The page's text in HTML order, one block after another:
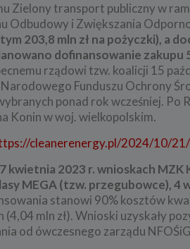
Zielony transport publiczny w
Odbudowy i Zwiększania
203,8 mln zł na pożyczki), a
dofinansowanie
rządowi tzw. koalicji 15
Funduszu Ochrony
ponad rok wcześniej. Po
Konin w woj. wielkopolskim.
cleanerenergy.pl/2024/10/
kwietnia 2023 r. wnioskach
MEGA (tzw. przegubowce),
stanowi 90% kosztów
(4,04 mln zł). Wnioski uzyskały
od ówczesnego zarządu